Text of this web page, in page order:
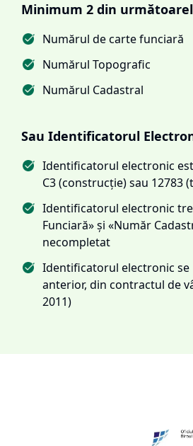
Minimum 2 din
Numărul de carte funciară
Numărul Topografic
Numărul Cadastral
Sau Identificatorul
Identificatorul electronic
C3 (construcție) sau 12783
Identificatorul electronic
Funciară» și «Număr
necompletat
Identificatorul electronic
anterior, din contractul de
2011)